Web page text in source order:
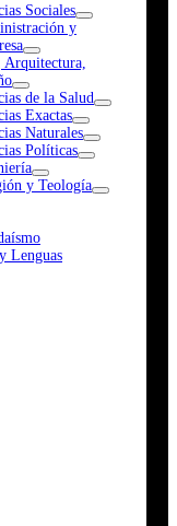
Sociales
y
Arquitectura,
de la Salud
Exactas
Naturales
Políticas
y Teología
Lenguas